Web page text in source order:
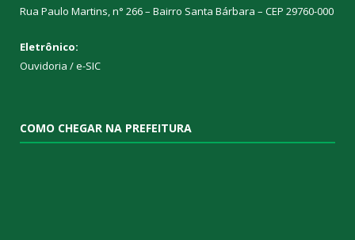
Rua Paulo Martins, n° 266 – Bairro Santa Bárbara – CEP 29760-000
Eletrônico:
Ouvidoria /e-SIC
COMO CHEGAR NA PREFEITURA